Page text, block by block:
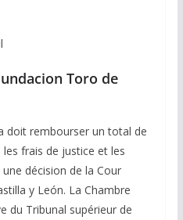
Toro de
doit rembourser un total de
frais de justice et les
décision de la Cour
y León. La Chambre
du Tribunal supérieur de